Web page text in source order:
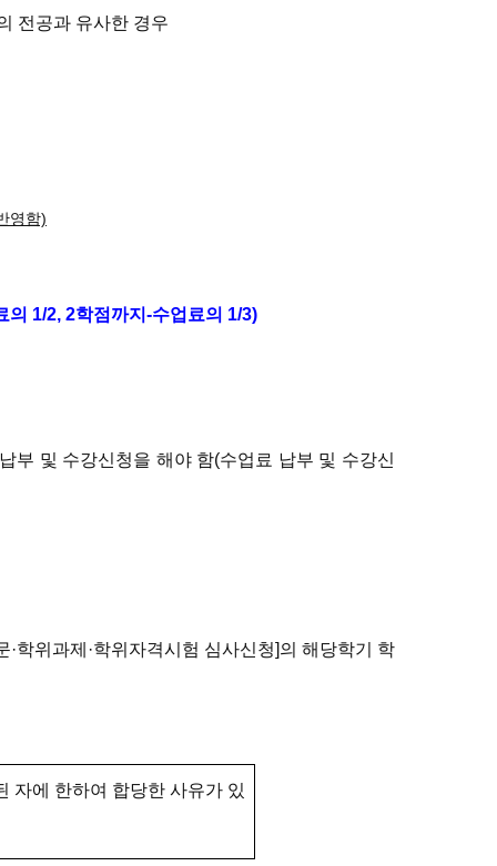
전공과 유사한 경우
영함)
의 1/2, 2학점까지-수업료의 1/3)
부 및 수강신청을 해야 함(수업료 납부 및 수강신
·학위과제·학위자격시험 심사신청]의 해당학기 학
자에 한하여 합당한 사유가 있